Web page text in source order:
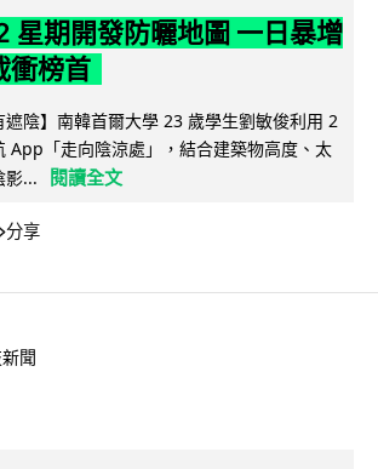
星期開發防曬地圖 一日暴增
衝榜首
遮陰】南韓首爾大學 23 歲學生劉敏俊利用 2
App「走向陰涼處」，結合建築物高度、太
影...
閱讀全文
分享
聞